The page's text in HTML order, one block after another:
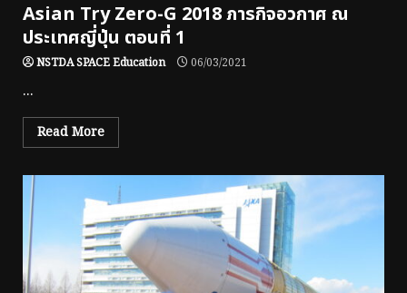
Asian Try Zero-G 2018 ภารกิจอวกาศ ณ
ประเทศญี่ปุ่น ตอนที่ 1
NSTDA SPACE Education 06/03/2021
...
Read More